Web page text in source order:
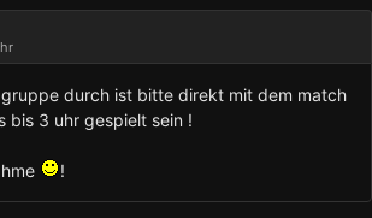
durch ist bitte direkt mit dem match
bis 3 uhr gespielt sein !
!